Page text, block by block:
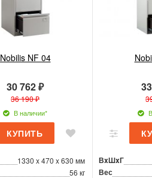
Nobilis NF 04
30 762 ₽
36 190 ₽
В наличии*
1330 x 470 x 630 мм
56 кг
ВxШxГ
Вес